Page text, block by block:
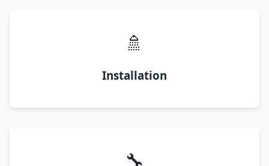
🚿
Installation
🔧